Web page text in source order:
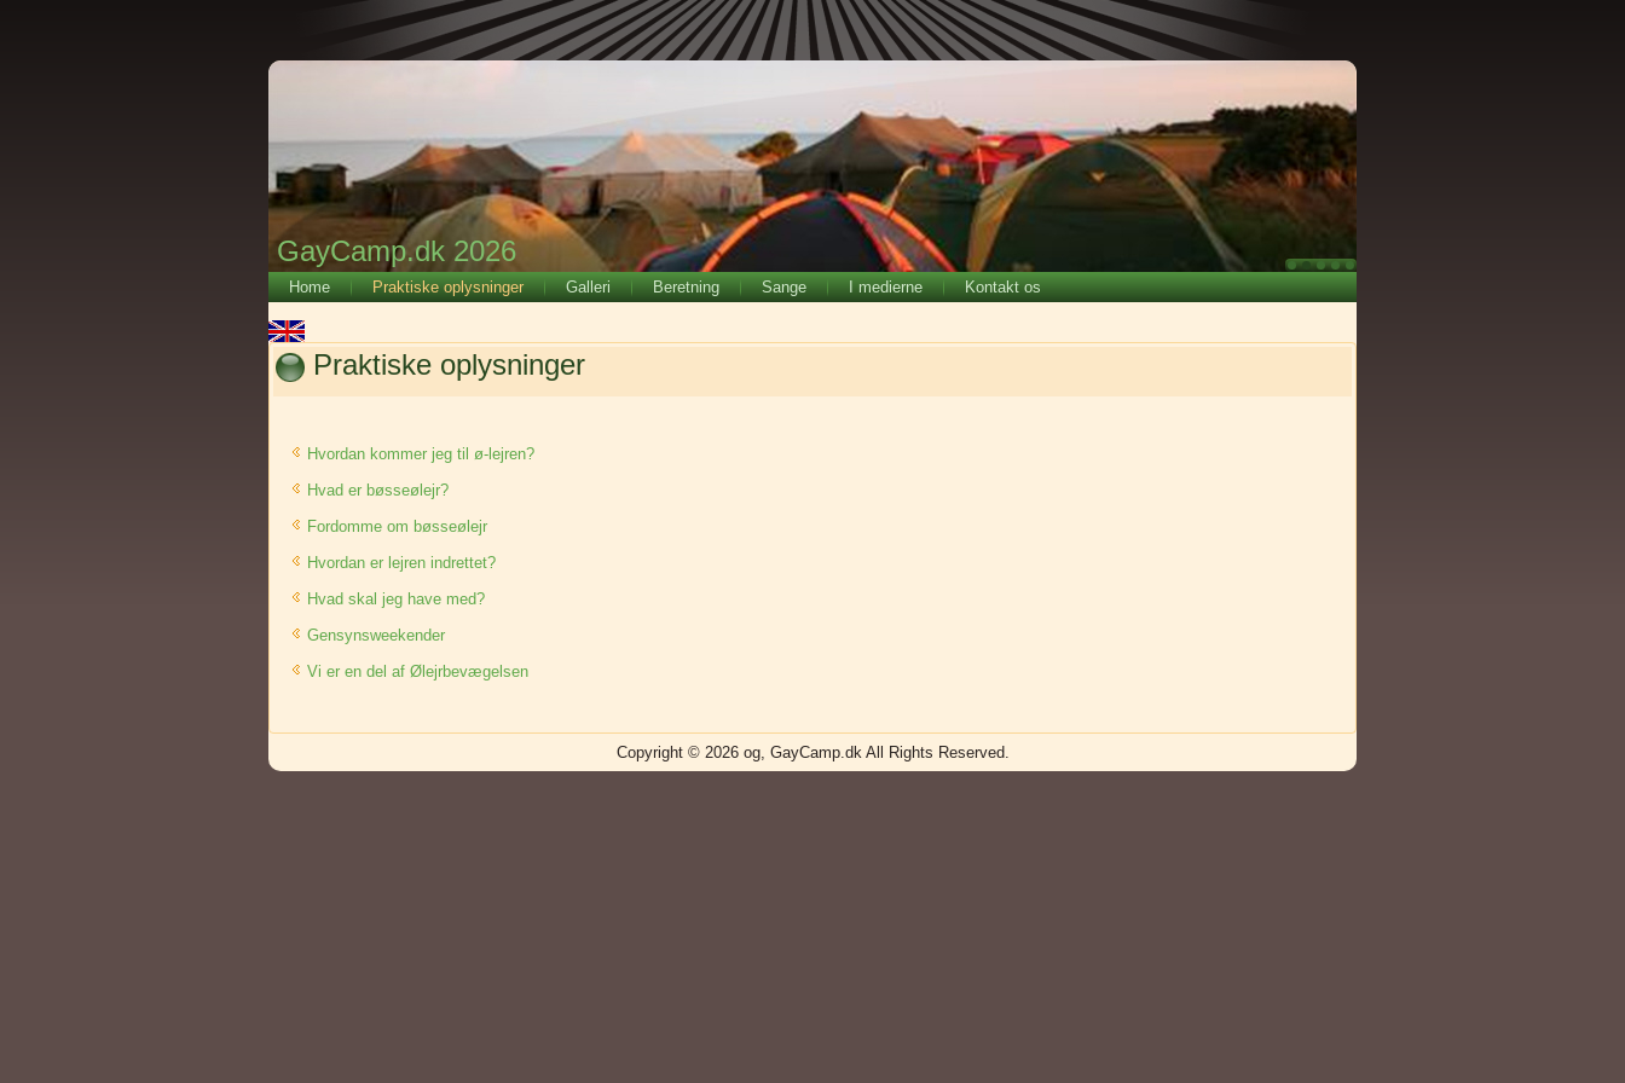
GayCamp.dk 2026
Home Praktiske oplysninger Galleri Beretning Sange I medierne Kontakt os
Praktiske oplysninger
Hvordan kommer jeg til ø-lejren?
Hvad er bøsseølejr?
Fordomme om bøsseølejr
Hvordan er lejren indrettet?
Hvad skal jeg have med?
Gensynsweekender
Vi er en del af Ølejrbevægelsen
Copyright © 2026 og, GayCamp.dk All Rights Reserved.